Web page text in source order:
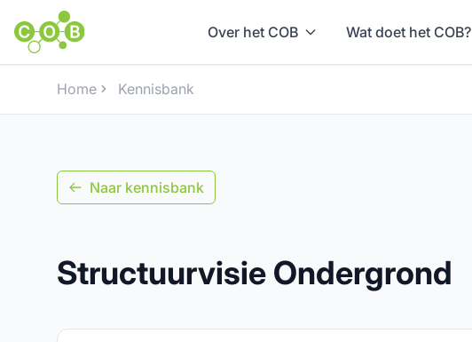
Over het COB Wat doet het COB?
Home Kennisbank
Naar kennisbank
Structuurvisie Ondergrond